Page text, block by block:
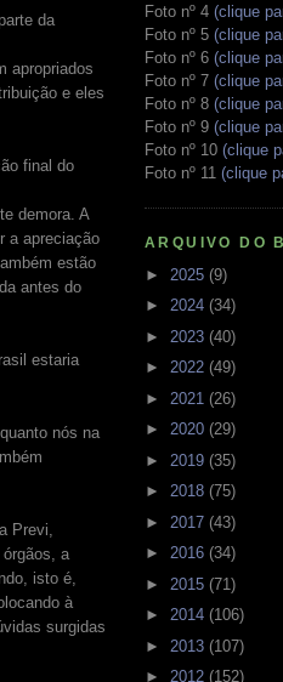
da
apropriados
e eles
final do
demora. A
a apreciação
estão
antes do
estaria
nós na
Previ,
a
isto é,
à
surgidas
Foto nº 4 (clique
Foto nº 5 (clique
Foto nº 6 (clique
Foto nº 7 (clique
Foto nº 8 (clique
Foto nº 9 (clique
Foto nº 10 (clique
Foto nº 11 (clique
ARQUIVO DO
► 2025 (9)
► 2024 (34)
► 2023 (40)
► 2022 (49)
► 2021 (26)
► 2020 (29)
► 2019 (35)
► 2018 (75)
► 2017 (43)
► 2016 (34)
► 2015 (71)
► 2014 (106)
► 2013 (107)
► 2012 (152)